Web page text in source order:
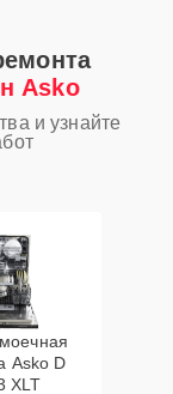
Asko
и узнайте
Asko D
XLT